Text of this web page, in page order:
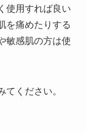
使用すれば良い
を痛めたりする
敏感肌の方は使
ください。